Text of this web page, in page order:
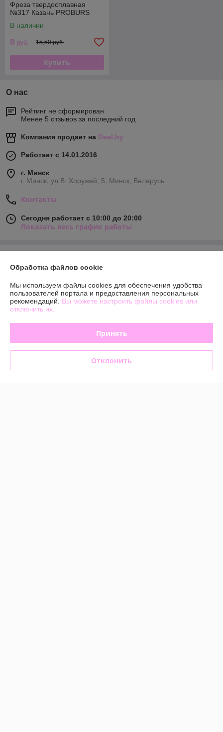
Фреза твердосплавная
№317 Казань PROBURS
В наличии
8 руб. 15,50 руб.
Купить
О нас
Рейтинг не сформирован
Менее 5 отзывов за последний год
Компания продает на Deal.by
Работает с 14.01.2016
г. Минск
г. Минск, ул.В. Хоружей, 5, Минск, Беларусь
Контакты
Сегодня работает с 10:00 до 20:00
Показать весь график работы
13.07.2026
Покупатель
Обработка файлов cookie
Мы используем файлы cookies для обеспечения удобства
пользователей портала и предоставления персональных
рекомендаций. Вы можете настроить файлы cookies или
отключить их.
Принять
Отклонить